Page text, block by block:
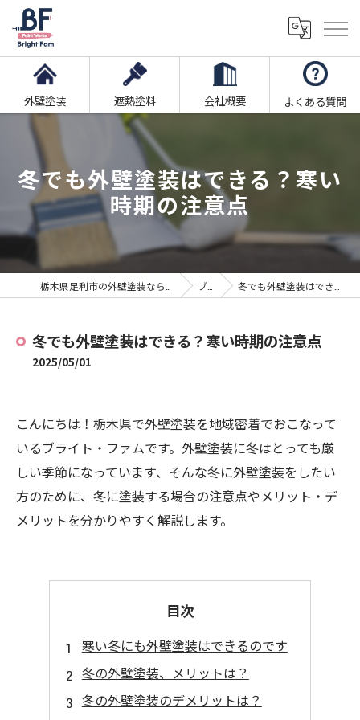
外壁塗装 遮熱塗料 会社概要 よくある質問
冬でも外壁塗装はできる？寒い
時期の注意点
ブログ 冬でも外壁塗装はできる？寒い時期の注意点
冬でも外壁塗装はできる？寒い時期の注意点
2025/05/01
こんにちは！栃木県で外壁塗装を地域密着でおこなって
いるブライト・ファムです。外壁塗装に冬はとっても厳
しい季節になっています、そんな冬に外壁塗装をしたい
方のために、冬に塗装する場合の注意点やメリット・デ
メリットを分かりやすく解説します。
目次
寒い冬にも外壁塗装はできるのです
冬の外壁塗装、メリットは？
冬の外壁塗装のデメリットは？